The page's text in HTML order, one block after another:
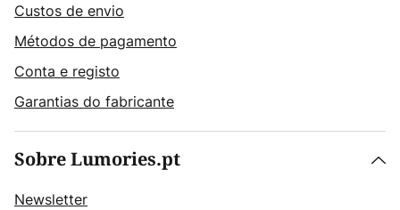
Custos de envio
Métodos de pagamento
Conta e registo
Garantias do fabricante
Sobre Lumories.pt
Newsletter